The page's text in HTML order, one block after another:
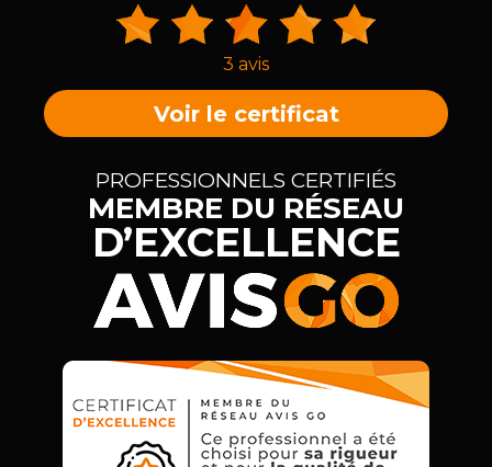
3 avis
Voir le certificat
PROFESSIONNELS CERTIFIÉS
MEMBRE DU RÉSEAU
D’EXCELLENCE